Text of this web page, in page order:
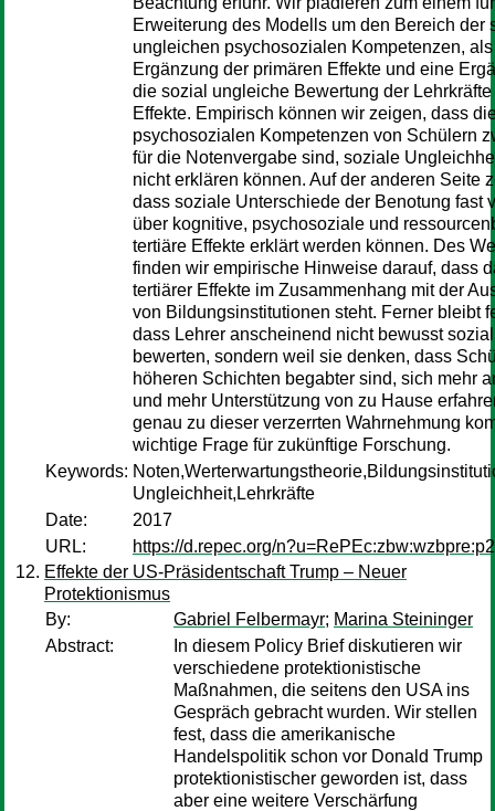
Erweiterung des Modells um den Bereich der
ungleichen psychosozialen Kompetenzen,
Ergänzung der primären Effekte und eine
die sozial ungleiche Bewertung der
Effekte. Empirisch können wir zeigen, dass
psychosozialen Kompetenzen von Schülern
für die Notenvergabe sind, soziale
nicht erklären können. Auf der anderen Seite
dass soziale Unterschiede der Benotung fast
über kognitive, psychosoziale und
tertiäre Effekte erklärt werden können. Des
finden wir empirische Hinweise darauf, dass
tertiärer Effekte im Zusammenhang mit der
von Bildungsinstitutionen steht. Ferner bleibt
dass Lehrer anscheinend nicht bewusst
bewerten, sondern weil sie denken, dass
höheren Schichten begabter sind, sich mehr
und mehr Unterstützung von zu Hause
genau zu dieser verzerrten Wahrnehmung
wichtige Frage für zukünftige Forschung.
Keywords:
Ungleichheit,Lehrkräfte
Date:
2017
URL:
https://d.repec.org/
Effekte der US-Präsidentschaft Trump – Neuer
Protektionismus
By:
Gabriel Felbermayr; Marina Steininger
Abstract:
In diesem Policy Brief diskutieren wir
verschiedene protektionistische
Maßnahmen, die seitens den USA ins
Gespräch gebracht wurden. Wir stellen
fest, dass die amerikanische
Handelspolitik schon vor Donald Trump
protektionistischer geworden ist, dass
aber eine weitere Verschärfung